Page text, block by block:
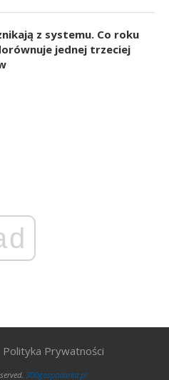
z systemu. Co roku
jednej trzeciej
Polityka Prywatności
300gospodarka.pl